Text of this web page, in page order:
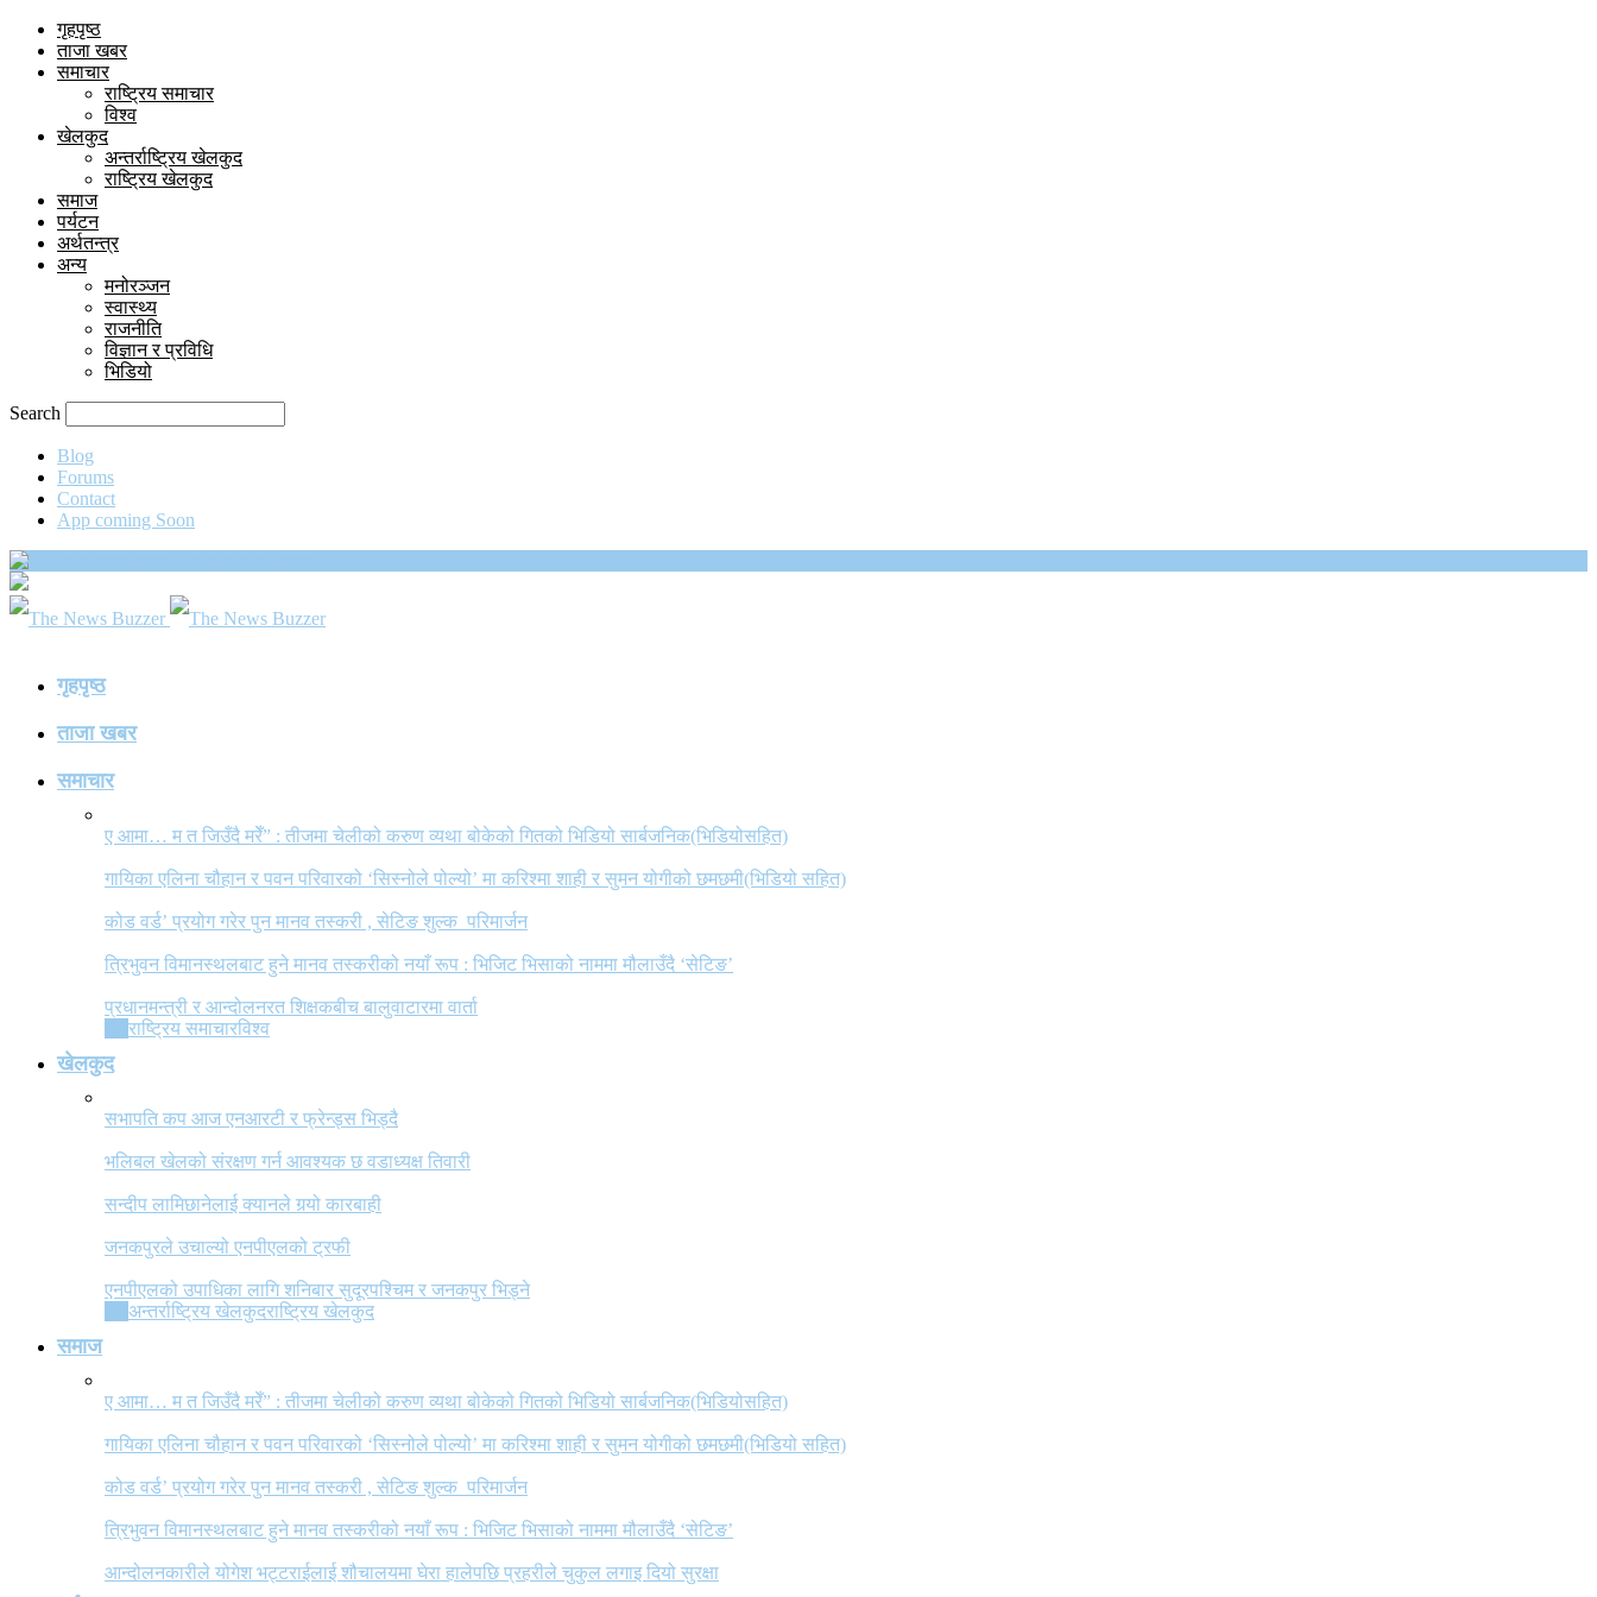
गृहपृष्ठ
ताजा खबर
समाचार
राष्ट्रिय समाचार
विश्व
खेलकुद
अन्तर्राष्ट्रिय खेलकुद
राष्ट्रिय खेलकुद
समाज
पर्यटन
अर्थतन्त्र
अन्य
मनोरञ्जन
स्वास्थ्य
राजनीति
विज्ञान र प्रविधि
भिडियो
Search
Blog
Forums
Contact
App coming Soon
गृहपृष्ठ
ताजा खबर
समाचार
ए आमा… म त जिउँदै मरेँ” : तीजमा चेलीको करुण व्यथा बोकेको गितको भिडियो सार्बजनिक(भिडियोसहित)
गायिका एलिना चौहान र पवन परिवारको ‘सिस्नोले पोल्यो’ मा करिश्मा शाही र सुमन योगीको छमछमी(भिडियो सहित)
कोड वर्ड’ प्रयोग गरेर पुन मानव तस्करी , सेटिङ शुल्क परिमार्जन
त्रिभुवन विमानस्थलबाट हुने मानव तस्करीको नयाँ रूप : भिजिट भिसाको नाममा मौलाउँदै ‘सेटिङ’
प्रधानमन्त्री र आन्दोलनरत शिक्षकबीच बालुवाटारमा वार्ता
राष्ट्रिय समाचारविश्व
खेलकुद
सभापति कप आज एनआरटी र फ्रेन्ड्स भिड्दै
भलिबल खेलको संरक्षण गर्न आवश्यक छ वडाध्यक्ष तिवारी
सन्दीप लामिछानेलाई क्यानले गर्‍यो कारबाही
जनकपुरले उचाल्यो एनपीएलको ट्रफी
एनपीएलको उपाधिका लागि शनिबार सुदूरपश्चिम र जनकपुर भिड्ने
अन्तर्राष्ट्रिय खेलकुदराष्ट्रिय खेलकुद
समाज
ए आमा… म त जिउँदै मरेँ” : तीजमा चेलीको करुण व्यथा बोकेको गितको भिडियो सार्बजनिक(भिडियोसहित)
गायिका एलिना चौहान र पवन परिवारको ‘सिस्नोले पोल्यो’ मा करिश्मा शाही र सुमन योगीको छमछमी(भिडियो सहित)
कोड वर्ड’ प्रयोग गरेर पुन मानव तस्करी , सेटिङ शुल्क परिमार्जन
त्रिभुवन विमानस्थलबाट हुने मानव तस्करीको नयाँ रूप : भिजिट भिसाको नाममा मौलाउँदै ‘सेटिङ’
आन्दोलनकारीले योगेश भट्टराईलाई शौचालयमा घेरा हालेपछि प्रहरीले चुकुल लगाइ दियो सुरक्षा